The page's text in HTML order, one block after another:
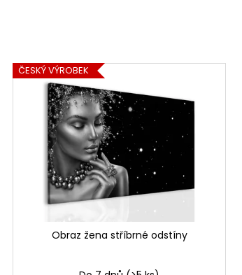
ČESKÝ VÝROBEK
Obraz žena stříbrné odstíny